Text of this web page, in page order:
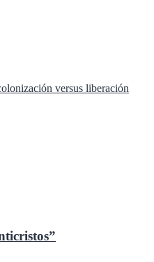
versus liberación